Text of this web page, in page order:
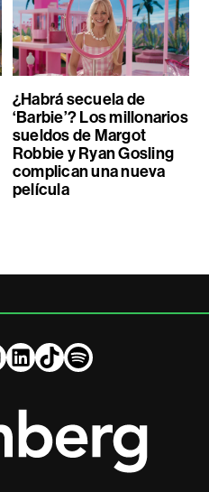
¿Habrá secuela de
‘Barbie’? Los millonarios
sueldos de Margot
Robbie y Ryan Gosling
complican una nueva
película